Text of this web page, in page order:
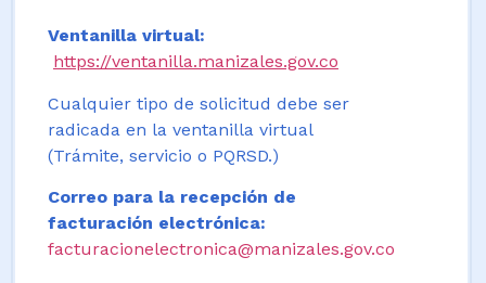
Ventanilla virtual:
https://ventanilla.manizales.gov.co
Cualquier tipo de solicitud debe ser
radicada en la ventanilla virtual
(Trámite, servicio o PQRSD.)
Correo para la recepción de
facturación electrónica:
facturacionelectronica@manizales.gov.co